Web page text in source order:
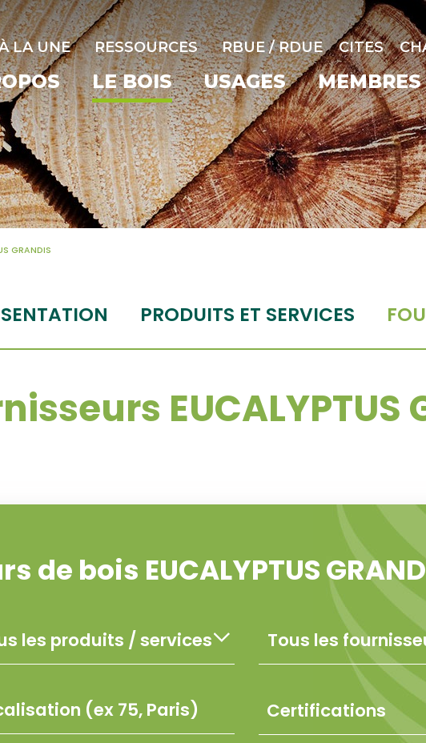
LA UNE RESSOURCES RBUE / RDUE CITES
LE BOIS USAGES MEMBRES
GRANDIS
PRODUITS ET SERVICES
EUCALYPTUS
de bois EUCALYPTUS
Certifications